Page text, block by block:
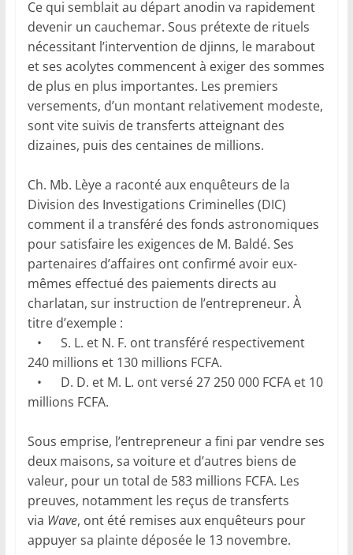
Ce qui semblait au départ anodin va rapidement
devenir un cauchemar. Sous prétexte de rituels
nécessitant l’intervention de djinns, le marabout
et ses acolytes commencent à exiger des sommes
de plus en plus importantes. Les premiers
versements, d’un montant relativement modeste,
sont vite suivis de transferts atteignant des
dizaines, puis des centaines de millions.
Ch. Mb. Lèye a raconté aux enquêteurs de la
Division des Investigations Criminelles (DIC)
comment il a transféré des fonds astronomiques
pour satisfaire les exigences de M. Baldé. Ses
partenaires d’affaires ont confirmé avoir eux-
mêmes effectué des paiements directs au
charlatan, sur instruction de l’entrepreneur. À
titre d’exemple :
• S. L. et N. F. ont transféré respectivement
240 millions et 130 millions FCFA.
• D. D. et M. L. ont versé 27 250 000 FCFA et 10
millions FCFA.
Sous emprise, l’entrepreneur a fini par vendre ses
deux maisons, sa voiture et d’autres biens de
valeur, pour un total de 583 millions FCFA. Les
preuves, notamment les reçus de transferts
via Wave, ont été remises aux enquêteurs pour
appuyer sa plainte déposée le 13 novembre.